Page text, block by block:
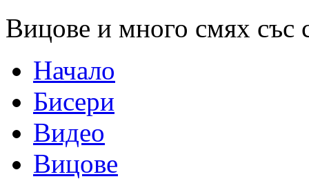
Вицове и много смях със
Начало
Бисери
Видео
Вицове